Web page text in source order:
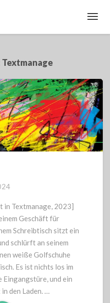
Textmanage
Textmanage, 2023]
Geschäft für
Schreibtisch sitzt ein
schlürft an seinem
weiße Golfschuhe
Es ist nichts los im
und ein
den Laden. …